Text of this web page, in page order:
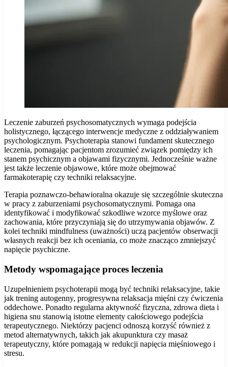
Leczenie zaburzeń psychosomatycznych wymaga podejścia
holistycznego, łączącego interwencje medyczne z oddziaływaniem
psychologicznym. Psychoterapia stanowi fundament skutecznego
leczenia, pomagając pacjentom zrozumieć związek pomiędzy ich
stanem psychicznym a objawami fizycznymi. Jednocześnie ważne
jest także leczenie objawowe, które może obejmować
farmakoterapię czy techniki relaksacyjne.
Terapia poznawczo-behawioralna okazuje się szczególnie skuteczna
w pracy z zaburzeniami psychosomatycznymi. Pomaga ona
identyfikować i modyfikować szkodliwe wzorce myślowe oraz
zachowania, które przyczyniają się do utrzymywania objawów. Z
kolei techniki mindfulness (uważności) uczą pacjentów obserwacji
własnych reakcji bez ich oceniania, co może znacząco zmniejszyć
napięcie psychiczne.
Metody wspomagające proces leczenia
Uzupełnieniem psychoterapii mogą być techniki relaksacyjne, takie
jak trening autogenny, progresywna relaksacja mięśni czy ćwiczenia
oddechowe. Ponadto regularna aktywność fizyczna, zdrowa dieta i
higiena snu stanowią istotne elementy całościowego podejścia
terapeutycznego. Niektórzy pacjenci odnoszą korzyść również z
metod alternatywnych, takich jak akupunktura czy masaż
terapeutyczny, które pomagają w redukcji napięcia mięśniowego i
stresu.